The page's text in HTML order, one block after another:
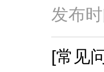
发布
[常见